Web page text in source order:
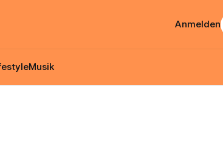
Musik
Anmelden